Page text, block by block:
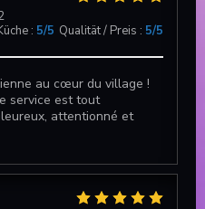
: 5/5 Qualität / Preis : 5/5
au cœur du village !
service est tout
attentionné et